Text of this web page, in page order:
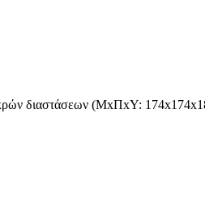
διαστάσεων (ΜxΠxΥ: